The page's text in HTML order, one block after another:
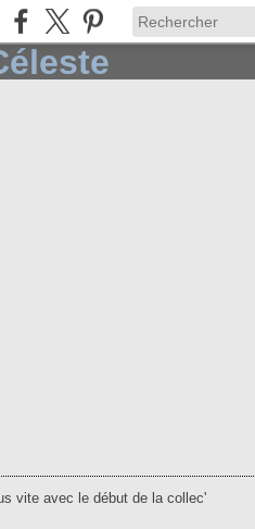
vite avec le début de la collec'